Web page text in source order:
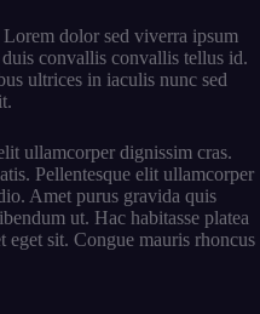
Lorem dolor sed viverra ipsum
convallis convallis tellus id.
ultrices in iaculis nunc sed
ullamcorper dignissim cras.
Pellentesque elit ullamcorper
Amet purus gravida quis
ut. Hac habitasse platea
eget sit. Congue mauris rhoncus